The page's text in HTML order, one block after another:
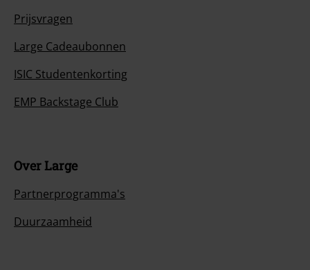
Prijsvragen
Large Cadeaubonnen
ISIC Studentenkorting
EMP Backstage Club
Over Large
Partnerprogramma's
Duurzaamheid